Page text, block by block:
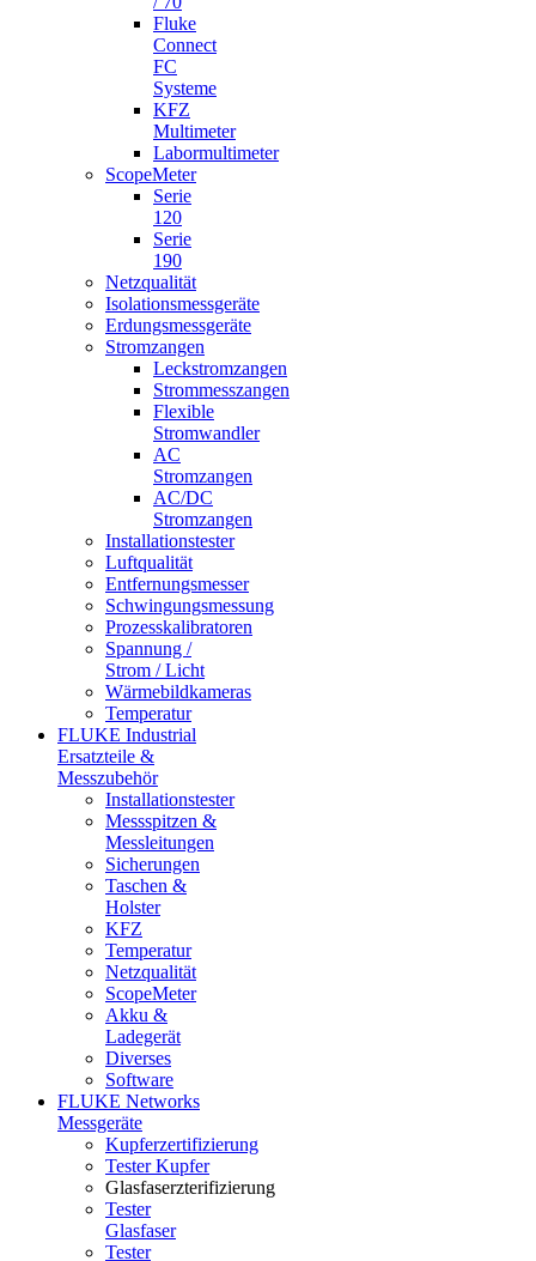
Fluke
Connect
FC
Systeme
KFZ
Multimeter
Labormultimeter
ScopeMeter
Serie
120
Serie
190
Netzqualität
Isolationsmessgeräte
Erdungsmessgeräte
Stromzangen
Leckstromzangen
Strommesszangen
Flexible
Stromwandler
AC
Stromzangen
AC/DC
Stromzangen
Installationstester
Luftqualität
Entfernungsmesser
Schwingungsmessung
Prozesskalibratoren
Spannung /
Strom / Licht
Wärmebildkameras
Temperatur
FLUKE Industrial
Ersatzteile &
Messzubehör
Installationstester
Messspitzen &
Messleitungen
Sicherungen
Taschen &
Holster
KFZ
Temperatur
Netzqualität
ScopeMeter
Akku &
Ladegerät
Diverses
Software
FLUKE Networks
Messgeräte
Kupferzertifizierung
Tester Kupfer
Glasfaserzterifizierung
Tester
Glasfaser
Tester